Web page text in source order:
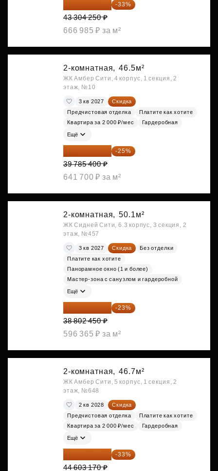
29 013 848 ₽ -33%
43 304 250 ₽
666 985 ₽ за м²
2-комнатная, 46.5м²
ЖК Амбер Сити, 4 корпус, 1 секция, 2
этаж, №10
3 кв 2027
Скидка
Предчистовая отделка
Платите как хотите
Квартира за 2 000 ₽/мес
Гардеробная
Ещё
29 839 050 ₽ -25%
39 785 400 ₽
641 700 ₽ за м²
2-комнатная, 50.1м²
ЖК Сидней Сити, 6.3 корпус, 3 секция, 2
этаж, №457
3 кв 2027 Скидка
Без отделки
Платите как хотите
Панорамное окно (1 и более)
Мастер-зона с санузлом и гардеробной
Ещё
29 877 887 ₽ -23%
38 802 450 ₽
596 365 ₽ за м²
2-комнатная, 46.7м²
ЖК Амбер Сити, 5 корпус, 1 секция, 2
этаж, №648
2 кв 2028
Скидка
Предчистовая отделка
Платите как хотите
Квартира за 2 000 ₽/мес
Гардеробная
Ещё
29 884 124 ₽ -33%
44 603 170 ₽